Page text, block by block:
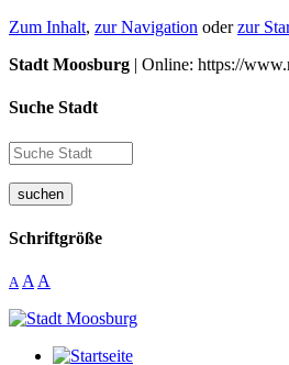
Zum Inhalt, zur Navigation oderzur
Stadt Moosburg | Online: https://
Suche Stadt
suchen
Schriftgröße
A A A